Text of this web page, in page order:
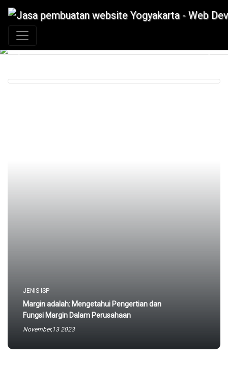
Previous
Next
JENIS ISP
Margin adalah: Mengetahui Pengertian dan
Fungsi Margin Dalam Perusahaan
November,13 2023